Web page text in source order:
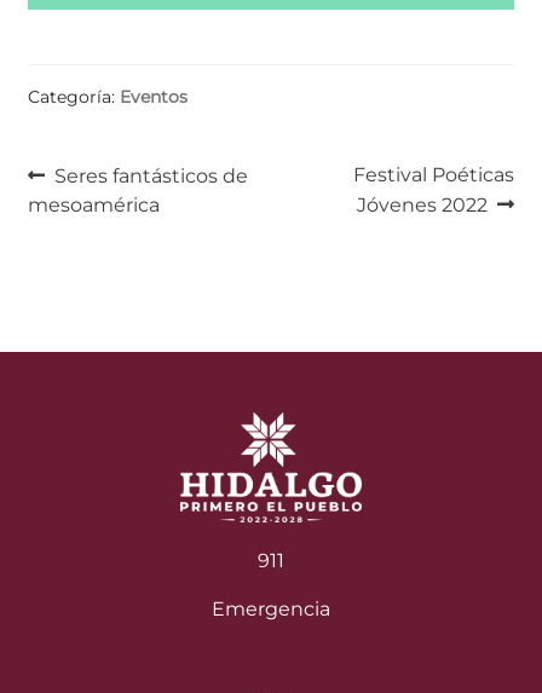
Categoría: Eventos
Navegación
de
Anterior:
Seres fantásticos de
mesoamérica
Siguiente:
Festival Poéticas
Jóvenes 2022
911
Emergencia